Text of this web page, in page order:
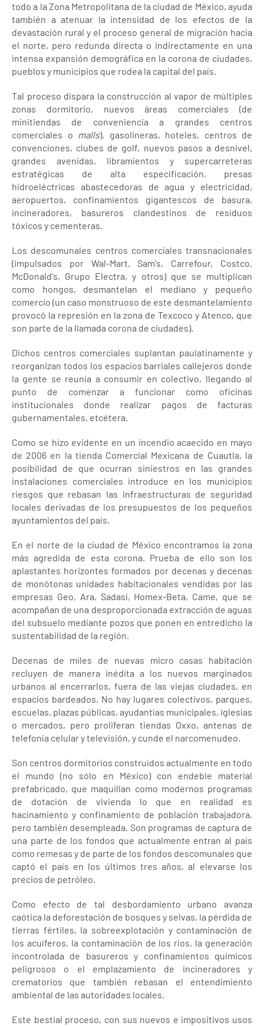
todo a la Zona Metropolitana de la ciudad de México, ayuda
también a atenuar la intensidad de los efectos de la
devastación rural y el proceso general de migración hacia
el norte, pero redunda directa o indirectamente en una
intensa expansión demográfica en la corona de ciudades,
pueblos y municipios que rodea la capital del país.
Tal proceso dispara la construcción al vapor de múltiples
zonas dormitorio, nuevos áreas comerciales (de
minitiendas de conveniencia a grandes centros
comerciales o malls), gasolineras, hoteles, centros de
convenciones, clubes de golf, nuevos pasos a desnivel,
grandes avenidas, libramientos y supercarreteras
estratégicas de alta especificación, presas
hidroeléctricas abastecedoras de agua y electricidad,
aeropuertos, confinamientos gigantescos de basura,
incineradores, basureros clandestinos de residuos
tóxicos y cementeras.
Los descomunales centros comerciales transnacionales
(impulsados por Wal-Mart, Sam's, Carrefour, Costco,
McDonald's, Grupo Electra, y otros) que se multiplican
como hongos, desmantelan el mediano y pequeño
comercio (un caso monstruoso de este desmantelamiento
provocó la represión en la zona de Texcoco y Atenco, que
son parte de la llamada corona de ciudades).
Dichos centros comerciales suplantan paulatinamente y
reorganizan todos los espacios barriales callejeros donde
la gente se reunía a consumir en colectivo, llegando al
punto de comenzar a funcionar como oficinas
institucionales donde realizar pagos de facturas
gubernamentales, etcétera.
Como se hizo evidente en un incendio acaecido en mayo
de 2006 en la tienda Comercial Mexicana de Cuautla, la
posibilidad de que ocurran siniestros en las grandes
instalaciones comerciales introduce en los municipios
riesgos que rebasan las infraestructuras de seguridad
locales derivadas de los presupuestos de los pequeños
ayuntamientos del país.
En el norte de la ciudad de México encontramos la zona
más agredida de esta corona. Prueba de ello son los
aplastantes horizontes formados por decenas y decenas
de monótonas unidades habitacionales vendidas por las
empresas Geo, Ara, Sadasi, Homex-Beta, Came, que se
acompañan de una desproporcionada extracción de aguas
del subsuelo mediante pozos que ponen en entredicho la
sustentabilidad de la región.
Decenas de miles de nuevas micro casas habitación
recluyen de manera inédita a los nuevos marginados
urbanos al encerrarlos, fuera de las viejas ciudades, en
espacios bardeados. No hay lugares colectivos, parques,
escuelas, plazas públicas, ayudantías municipales, iglesias
o mercados, pero proliferan tiendas Oxxo, antenas de
telefonía celular y televisión, y cunde el narcomenudeo.
Son centros dormitorios construidos actualmente en todo
el mundo (no sólo en México) con endeble material
prefabricado, que maquillan como modernos programas
de dotación de vivienda lo que en realidad es
hacinamiento y confinamiento de población trabajadora,
pero también desempleada. Son programas de captura de
una parte de los fondos que actualmente entran al país
como remesas y de parte de los fondos descomunales que
captó el país en los últimos tres años, al elevarse los
precios de petróleo.
Como efecto de tal desbordamiento urbano avanza
caótica la deforestación de bosques y selvas, la pérdida de
tierras fértiles, la sobreexplotación y contaminación de
los acuíferos, la contaminación de los ríos, la generación
incontrolada de basureros y confinamientos químicos
peligrosos o el emplazamiento de incineradores y
crematorios que también rebasan el entendimiento
ambiental de las autoridades locales.
Este bestial proceso, con sus nuevos e impositivos usos